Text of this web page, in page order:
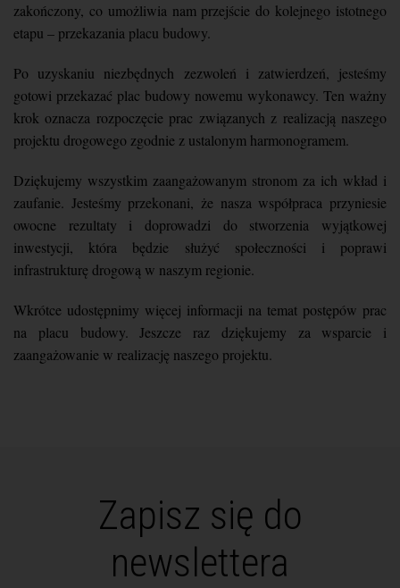
zakończony, co umożliwia nam przejście do kolejnego istotnego
etapu – przekazania placu budowy.
Po uzyskaniu niezbędnych zezwoleń i zatwierdzeń, jesteśmy
gotowi przekazać plac budowy nowemu wykonawcy. Ten ważny
krok oznacza rozpoczęcie prac związanych z realizacją naszego
projektu drogowego zgodnie z ustalonym harmonogramem.
Dziękujemy wszystkim zaangażowanym stronom za ich wkład i
zaufanie. Jesteśmy przekonani, że nasza współpraca przyniesie
owocne rezultaty i doprowadzi do stworzenia wyjątkowej
inwestycji, która będzie służyć społeczności i poprawi
infrastrukturę drogową w naszym regionie.
Wkrótce udostępnimy więcej informacji na temat postępów prac
na placu budowy. Jeszcze raz dziękujemy za wsparcie i
zaangażowanie w realizację naszego projektu.
Zapisz się do
newslettera